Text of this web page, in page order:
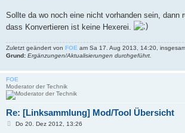
Sollte da wo noch eine nicht vorhanden sein, dann
dass Konvertieren ist keine Hexerei.
Zuletzt geändert von FOE am Sa 17. Aug 2013, 14:20,
Grund: Ergänzungen/Aktualisierungen durchgeführt.
FOE
Moderator der Technik
Re: [Linksammlung] Mod/Tool Übersicht
BDo 20. Dez 2012, 13:26